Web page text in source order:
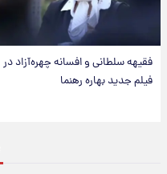
فقیهه سلطانی و افسانه چهره‌آزاد در
فیلم جدید بهاره رهنما